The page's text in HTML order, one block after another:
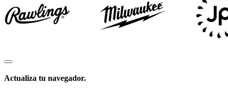
Actualiza tu navegador.